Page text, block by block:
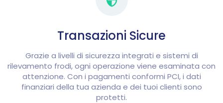
Transazioni Sicure
Grazie a livelli di sicurezza integrati e sistemi di
rilevamento frodi, ogni operazione viene esaminata con
attenzione. Con i pagamenti conformi PCI, i dati
finanziari della tua azienda e dei tuoi clienti sono
protetti.